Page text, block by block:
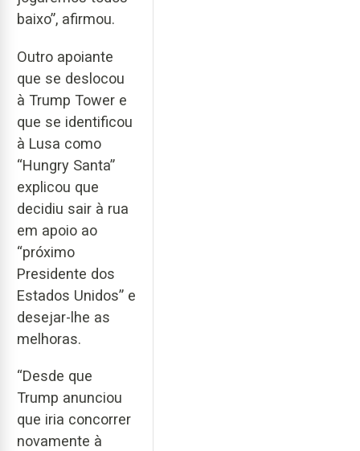
baixo”, afirmou.
Outro apoiante
que se deslocou
à Trump Tower e
que se identificou
à Lusa como
“Hungry Santa”
explicou que
decidiu sair à rua
em apoio ao
“próximo
Presidente dos
Estados Unidos” e
desejar-lhe as
melhoras.
“Desde que
Trump anunciou
que iria concorrer
novamente à